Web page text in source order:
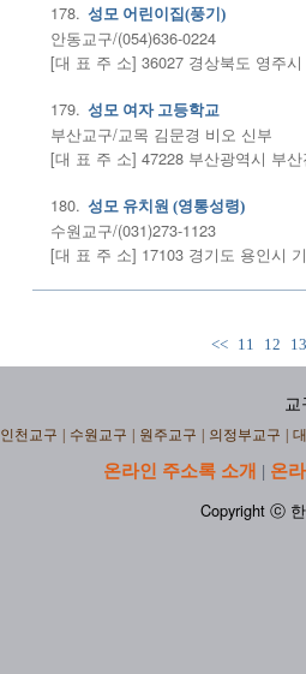
178. 성모 어린이집(풍기)
안동교구/(054)636-0224
[대 표 주 소] 36027 경상북도 영주
179. 성모 여자 고등학교
부산교구/교목 김문경 비오 신부
[대 표 주 소] 47228 부산광역시 부
180. 성모 유치원 (영통성령)
수원교구/(031)273-1123
[대 표 주 소] 17103 경기도 용인시
<< 11 12 13
교
인천교구 수원교구 원주교구 의정부교구
온라인 주소록 소개 | 온
Copyright ⓒ